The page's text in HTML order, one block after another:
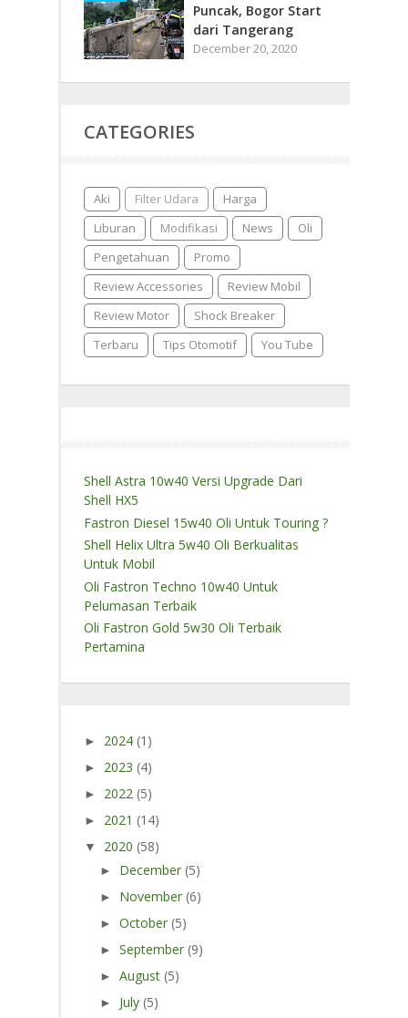
Puncak, Bogor Start
dari Tangerang
December 20, 2020
CATEGORIES
Aki Filter Udara
Harga
Liburan
Modifikasi News
Oli
Pengetahuan
Promo
Review Accessories
Review Mobil
Review Motor
Shock Breaker
Terbaru
Tips Otomotif You Tube
Shell Astra 10w40 Versi Upgrade Dari
Shell HX5
Fastron Diesel 15w40 Oli Untuk Touring ?
Shell Helix Ultra 5w40 Oli Berkualitas
Untuk Mobil
Oli Fastron Techno 10w40 Untuk
Pelumasan Terbaik
Oli Fastron Gold 5w30 Oli Terbaik
Pertamina
► 2024 (1)
► 2023 (4)
► 2022 (5)
► 2021 (14)
▼ 2020 (58)
► December (5)
► November (6)
► October (5)
► September (9)
► August (5)
► July (5)